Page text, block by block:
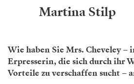
Martina Stilp
Wie haben Sie Mrs. Cheveley –
Erpresserin, die sich durch ihr
Vorteile zu verschaffen sucht –